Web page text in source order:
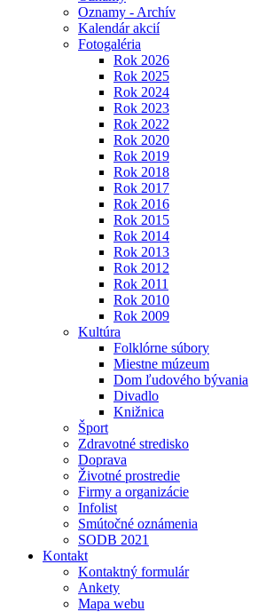
Oznamy - Archív
Kalendár akcií
Fotogaléria
Rok 2026
Rok 2025
Rok 2024
Rok 2023
Rok 2022
Rok 2020
Rok 2019
Rok 2018
Rok 2017
Rok 2016
Rok 2015
Rok 2014
Rok 2013
Rok 2012
Rok 2011
Rok 2010
Rok 2009
Kultúra
Folklórne súbory
Miestne múzeum
Dom ľudového bývania
Divadlo
Knižnica
Šport
Zdravotné stredisko
Doprava
Životné prostredie
Firmy a organizácie
Infolist
Smútočné oznámenia
SODB 2021
Kontakt
Kontaktný formulár
Ankety
Mapa webu